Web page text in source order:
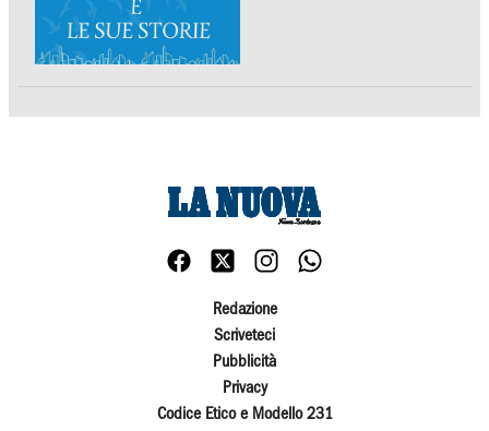
Redazione
Scriveteci
Pubblicità
Privacy
Codice Etico e Modello 231